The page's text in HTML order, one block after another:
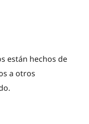
están hechos de
a otros